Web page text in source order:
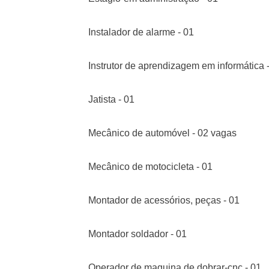
Instalador de alarme - 01
Instrutor de aprendizagem em informática
Jatista - 01
Mecânico de automóvel - 02 vagas
Mecânico de motocicleta - 01
Montador de acessórios, peças - 01
Montador soldador - 01